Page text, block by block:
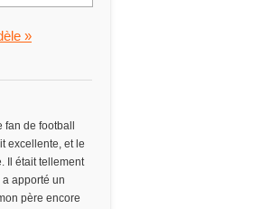
»
de football
excellente, et le
Il était tellement
apporté un
père encore